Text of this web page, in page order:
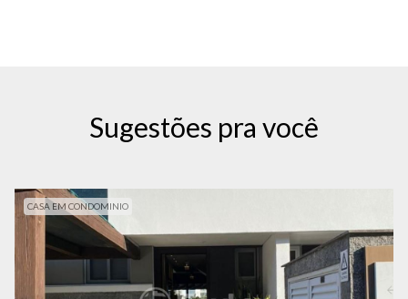
Sugestões pra você
CASA EM CONDOMINIO